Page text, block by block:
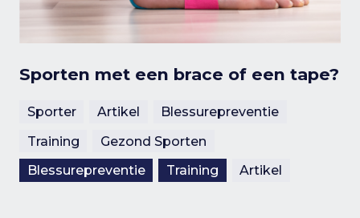
Sporten met een brace of een tape?
Sporter Artikel
Blessurepreventie
Training
Gezond Sporten
Blessurepreventie
Training Artikel